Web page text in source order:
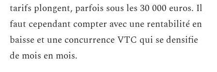
tarifs plongent, parfois sous les 30 000 euros. Il
faut cependant compter avec une rentabilité en
baisse et une concurrence VTC qui se densifie
de mois en mois.